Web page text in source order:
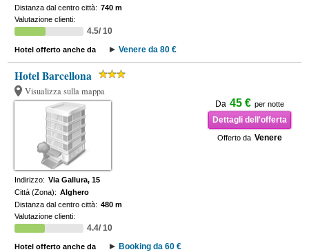
Distanza dal centro città: 740 m
Valutazione clienti:
4.5/ 10
Hotel offerto anche da Venere da 80 €
Hotel Barcellona
Visualizza sulla mappa
Da 45 € per notte
Dettagli dell'offerta
Offerto da Venere
Indirizzo: Via Gallura, 15
Città (Zona): Alghero
Distanza dal centro città: 480 m
Valutazione clienti:
4.4/ 10
Hotel offerto anche da Booking da 60 €